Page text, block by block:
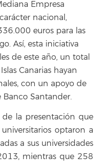
Empresa
nacional,
euros para las
Así, esta iniciativa
de este año, un total
Canarias hayan
con un apoyo de
Santander.
la presentación que
optaron a
a sus universidades
mientras que 258